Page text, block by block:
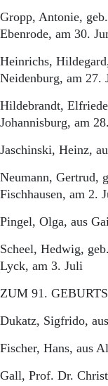
Gropp, Antonie,
Ebenrode, am 30.
Heinrichs,
Neidenburg, am 27.
Hildebrandt,
Johannisburg, am
Jaschinski, Heinz,
Neumann, Gertrud,
Fischhausen, am 2.
Pingel, Olga, aus
Scheel, Hedwig,
Lyck, am 3. Juli
ZUM 91.
Dukatz, Sigfrido,
Fischer, Hans, aus
Gall, Prof. Dr.